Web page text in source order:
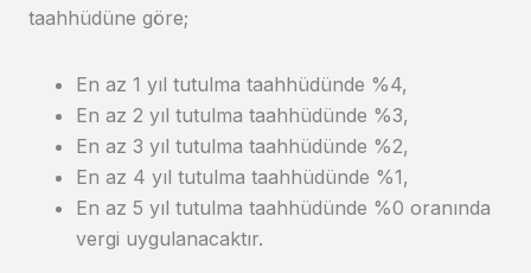
taahhüdüne göre;
En az 1 yıl tutulma taahhüdünde %4,
En az 2 yıl tutulma taahhüdünde %3,
En az 3 yıl tutulma taahhüdünde %2,
En az 4 yıl tutulma taahhüdünde %1,
En az 5 yıl tutulma taahhüdünde %0 oranında
vergi uygulanacaktır.